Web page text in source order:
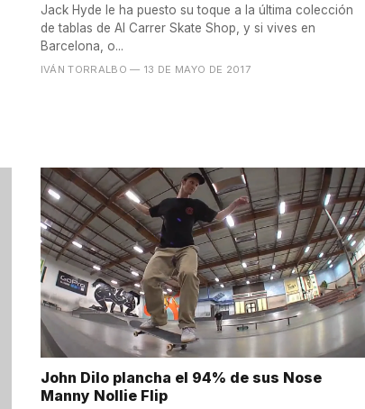
Jack Hyde le ha puesto su toque a la última colección
de tablas de Al Carrer Skate Shop, y si vives en
Barcelona, o...
IVÁN TORRALBO — 13 DE MAYO DE 2017
John Dilo plancha el 94% de sus Nose
Manny Nollie Flip